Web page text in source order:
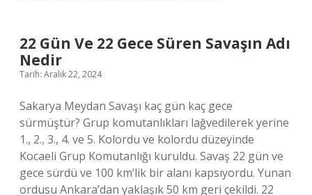
22 Gün Ve 22 Gece Süren Savaşın Adı
Nedir
Tarih: Aralık 22, 2024
Sakarya Meydan Savaşı kaç gün kaç gece
sürmüştür? Grup komutanlıkları lağvedilerek yerine
1., 2., 3., 4. ve 5. Kolordu ve kolordu düzeyinde
Kocaeli Grup Komutanlığı kuruldu. Savaş 22 gün ve
gece sürdü ve 100 km’lik bir alanı kapsıyordu. Yunan
ordusu Ankara’dan yaklaşık 50 km geri çekildi. 22